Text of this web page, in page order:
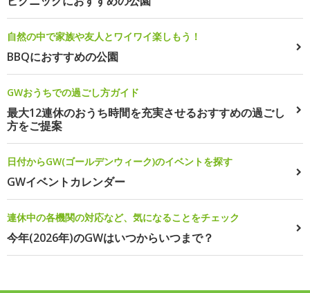
自然の中で家族や友人とワイワイ楽しもう！
BBQにおすすめの公園
GWおうちでの過ごし方ガイド
最大12連休のおうち時間を充実させるおすすめの過ごし
方をご提案
日付からGW(ゴールデンウィーク)のイベントを探す
GWイベントカレンダー
連休中の各機関の対応など、気になることをチェック
今年(2026年)のGWはいつからいつまで？